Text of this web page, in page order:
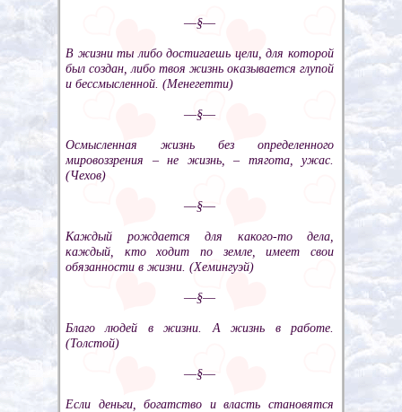
––§––
В жизни ты либо достигаешь цели, для которой
был создан, либо твоя жизнь оказывается глупой
и бессмысленной. (Менегетти)
––§––
Осмысленная жизнь без определенного
мировоззрения – не жизнь, – тягота, ужас.
(Чехов)
––§––
Каждый рождается для какого-то дела,
каждый, кто ходит по земле, имеет свои
обязанности в жизни. (Хемингуэй)
––§––
Благо людей в жизни. А жизнь в работе.
(Толстой)
––§––
Если деньги, богатство и власть становятся